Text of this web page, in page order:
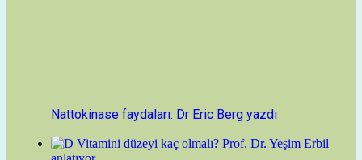
Nattokinase faydaları: Dr Eric Berg yazdı